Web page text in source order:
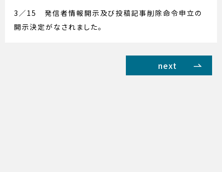
3／15 発信者情報開示及び投稿記事削除命令申立の
開示決定がなされました。
next